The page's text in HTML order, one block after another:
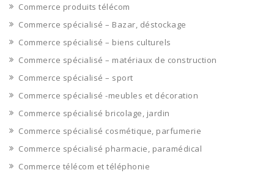
Commerce produits télécom
Commerce spécialisé – Bazar, déstockage
Commerce spécialisé – biens culturels
Commerce spécialisé – matériaux de construction
Commerce spécialisé – sport
Commerce spécialisé -meubles et décoration
Commerce spécialisé bricolage, jardin
Commerce spécialisé cosmétique, parfumerie
Commerce spécialisé pharmacie, paramédical
Commerce télécom et téléphonie